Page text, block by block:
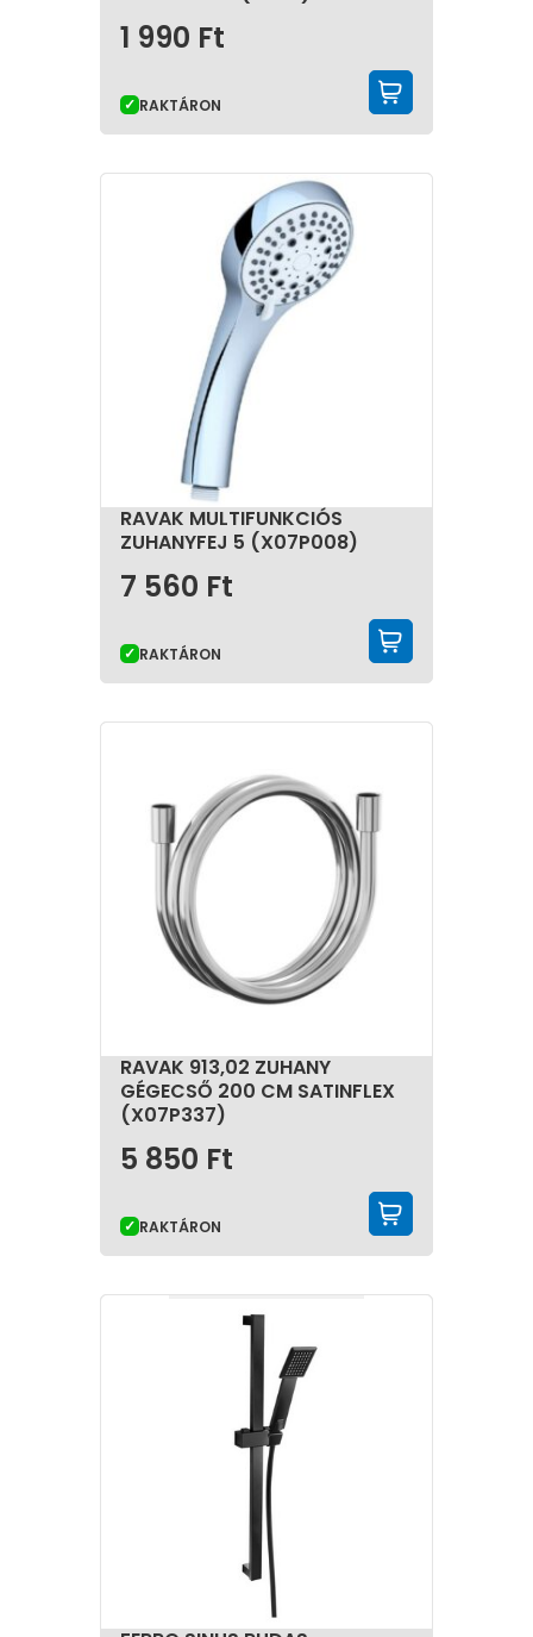
1 990 Ft
RAKTÁRON
RAVAK MULTIFUNKCIÓS
ZUHANYFEJ 5 (X07P008)
7 560 Ft
RAKTÁRON
RAVAK 913,02 ZUHANY
GÉGECSŐ 200 CM SATINFLEX
(X07P337)
5 850 Ft
RAKTÁRON